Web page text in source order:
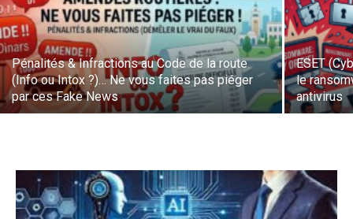
Pénalités & Infractions au Code de la route
(Info ou Intox ?)… Ne vous faites pas piéger
par ces Fake News
ESET
le
antivirus